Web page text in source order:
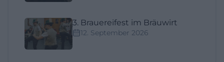
3. Brauereifest im Bräuwirt
12. September 2026